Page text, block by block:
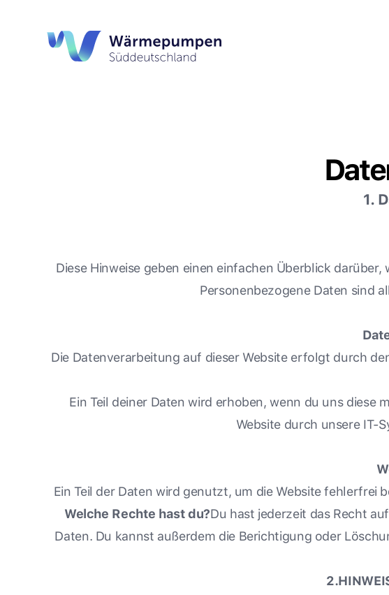
1.
Diese Hinweise geben einen einfachen Überblick
Personenbezogene Daten sind
Die Datenverarbeitung auf dieser Website erfolgt durch
Ein Teil deiner Daten wird erhoben, wenn du uns diese
Website durch unsere IT-
Ein Teil der Daten wird genutzt, um die Website
Welche Rechte hast du?Du hast jederzeit das Recht
Daten. Du kannst außerdem die Berichtigung oder